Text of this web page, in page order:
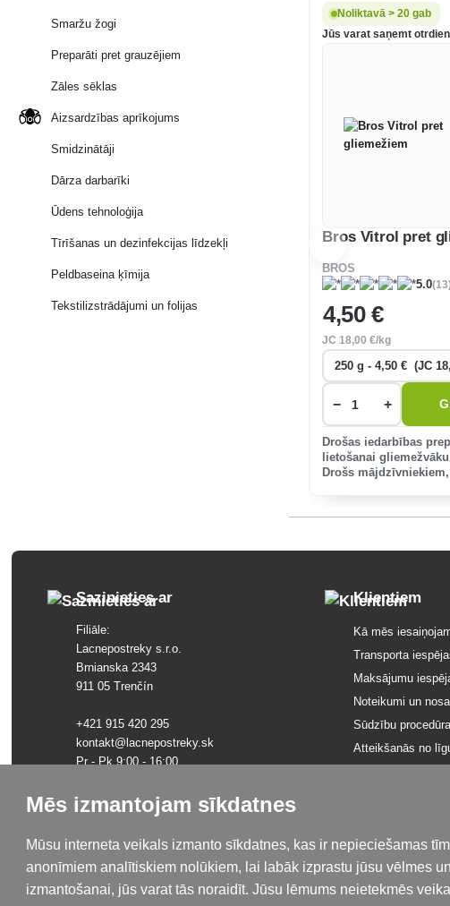
Smaržu žogi
Preparāti pret grauzējiem
Zāles sēklas
Aizsardzības aprīkojums
Smidzinātāji
Dārza darbarīki
Ūdens tehnoloģija
Tīrīšanas un dezinfekcijas līdzekļi
Peldbaseina ķīmija
Tekstilizstrādājumi un folijas
Noliktavā > 20 gab
Jūs varat saņemt
Bros Vitrol pret
BROS
5.0
4,50 €
JC18,00 €/kg
− +
Drošas iedarbības
lietošanai
Drošs
Sazinieties ar
Filiāle:
Lacnepostreky s.r.o.
Brnianska 2343
911 05 Trenčín
+421 915 420 295
kontakt@lacnepostreky.sk
Pr - Pk 9:00 - 16:00
Uzņēmuma juridiskā adrese:
Lacnepostreky s.r.o.
Malokrasňanská 10137/8
PVN identifikācijas numurs: SK2120731437
Klientiem
Kā mēs
Transporta
Maksājumu
Noteikumi un
Sūdzību
Atteikšanās no
Zīmoli
Vietnes karte
Mēs izmantojam sīkdatnes
Mūsu interneta veikals izmanto sīkdatnes, kas ir nepieciešamas
anonīmiem analītiskiem nolūkiem, lai labāk izprastu jūsu vēlmes
izmantošanai, jūs varat tās noraidīt. Jūsu lēmums neietekmēs